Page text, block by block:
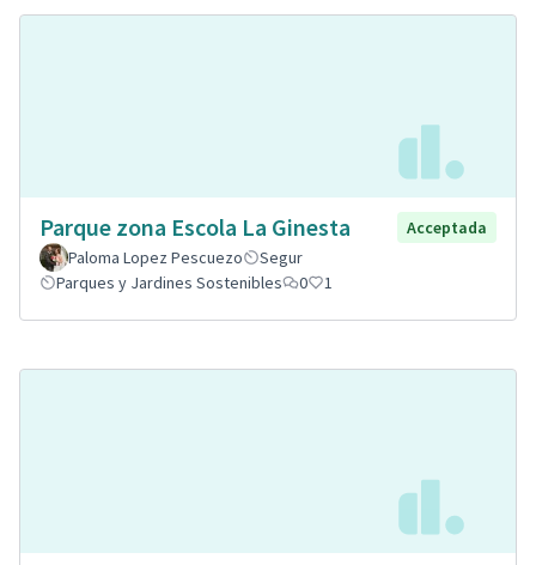
Parque zona Escola La Ginesta
Acceptada
Paloma Lopez Pescuezo
Segur
Parques y Jardines Sostenibles
0 1